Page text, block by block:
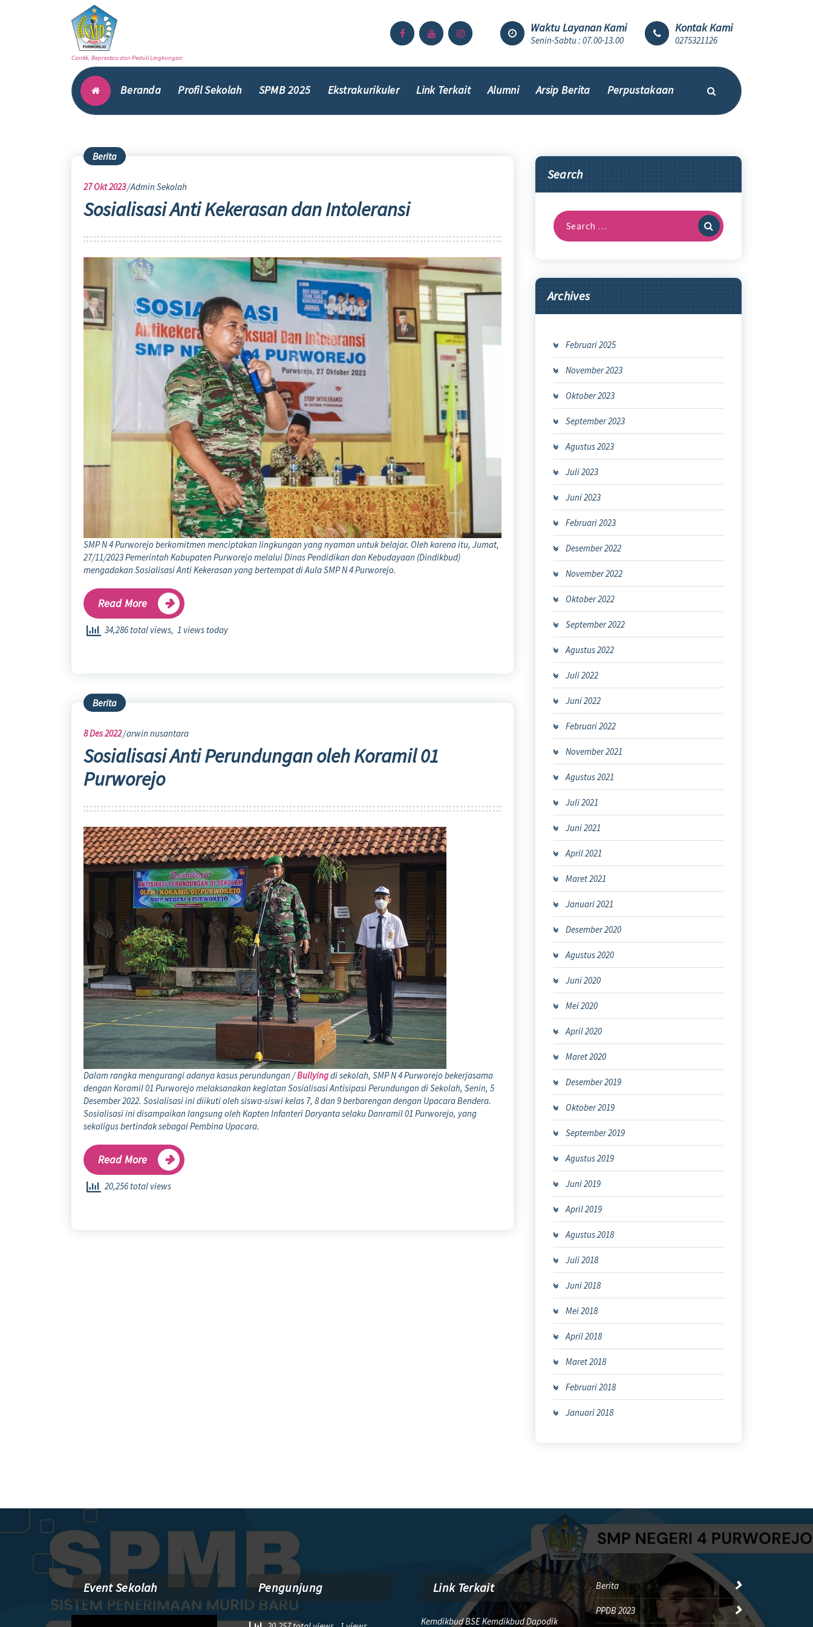
Cantik, Beprestasi dan Peduli Lingkungan
Waktu Layanan Kami
Senin-Sabtu : 07.00-13.00
Kontak Kami
0275321126
Beranda Profil Sekolah SPMB 2025 Ekstrakurikuler Link Terkait Alumni Arsip Berita Perpustakaan
Berita
27Okt 2023 Admin Sekolah
Sosialisasi Anti Kekerasan dan Intoleransi
SMP N 4 Purworejo berkomitmen menciptakan lingkungan yang nyaman untuk belajar. Oleh karena itu, Jumat,
27/11/2023 Pemerintah Kabupaten Purworejo melalui Dinas Pendidikan dan Kebudayaan (Dindikbud)
mengadakan Sosialisasi Anti Kekerasan yang bertempat di Aula SMP N 4 Purworejo.
Read More
34,286 total views, 1 views today
Berita
8Des 2022 arwin nusantara
Sosialisasi Anti Perundungan oleh Koramil 01
Purworejo
Dalam rangka mengurangi adanya kasus perundungan /Bullyingdi sekolah, SMP N 4 Purworejo bekerjasama
dengan Koramil 01 Purworejo melaksanakan kegiatan Sosialisasi Antisipasi Perundungan di Sekolah, Senin, 5
Desember 2022. Sosialisasi ini diikuti oleh siswa-siswi kelas 7, 8 dan 9 berbarengan dengan Upacara Bendera.
Sosialisasi ini disampaikan langsung oleh Kapten Infanteri Daryanta selaku Danramil 01 Purworejo, yang
sekaligus bertindak sebagai Pembina Upacara.
Read More
20,256 total views
Search
Search
for:
Archives
Februari 2025
November 2023
Oktober 2023
September 2023
Agustus 2023
Juli 2023
Juni 2023
Februari 2023
Desember 2022
November 2022
Oktober 2022
September 2022
Agustus 2022
Juli 2022
Juni 2022
Februari 2022
November 2021
Agustus 2021
Juli 2021
Juni 2021
April 2021
Maret 2021
Januari 2021
Desember 2020
Agustus 2020
Juni 2020
Mei 2020
April 2020
Maret 2020
Desember 2019
Oktober 2019
September 2019
Agustus 2019
Juni 2019
April 2019
Agustus 2018
Juli 2018
Juni 2018
Mei 2018
April 2018
Maret 2018
Februari 2018
Januari 2018
Event Sekolah
Pemutar
Pengunjung Link Terkait
Kemdikbud BSE Kemdikbud Dapodik
Berita
PPDB 2023